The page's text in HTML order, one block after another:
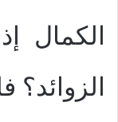
الكمال